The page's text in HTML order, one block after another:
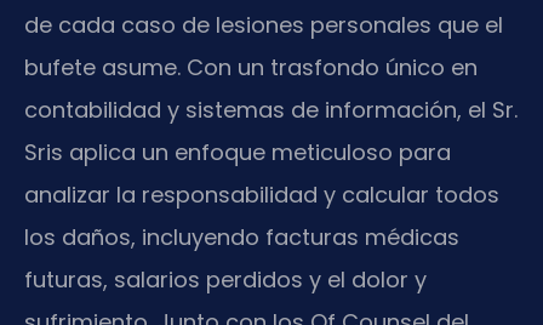
de cada caso de lesiones personales que el
bufete asume. Con un trasfondo único en
contabilidad y sistemas de información, el Sr.
Sris aplica un enfoque meticuloso para
analizar la responsabilidad y calcular todos
los daños, incluyendo facturas médicas
futuras, salarios perdidos y el dolor y